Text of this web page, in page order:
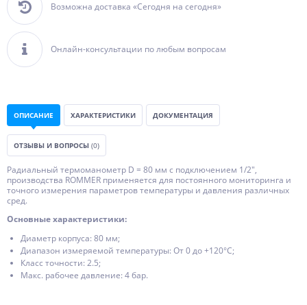
Возможна доставка «Сегодня на сегодня»
Онлайн-консультации по любым вопросам
ОПИСАНИЕ ХАРАКТЕРИСТИКИ ДОКУМЕНТАЦИЯ
ОТЗЫВЫ И ВОПРОСЫ (0)
Радиальный термоманометр D = 80 мм с подключением 1/2",
производства ROMMER применяется для постоянного мониторинга и
точного измерения параметров температуры и давления различных
сред.
Основные характеристики:
Диаметр корпуса: 80 мм;
Диапазон измеряемой температуры: От 0 до +120°С;
Класс точности: 2.5;
Макс. рабочее давление: 4 бар.